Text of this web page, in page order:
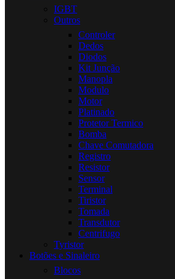
IGBT
Outros
Controler
Dedos
Diodos
Kit Junção
Manopla
Modulo
Motor
Platinado
Protetor Termico
Bomba
Chave Comutadora
Registro
Resistor
Sensor
Terminal
Tiristor
Tomada
Transdutor
Centrifugo
Tyristor
Botões e Sinaleiro
Blocos